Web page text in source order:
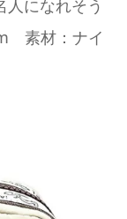
になれそう
素材：ナイ